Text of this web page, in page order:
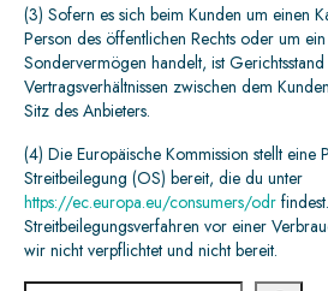
(3) Sofern es sich beim Kunden um einen
Person des öffentlichen Rechts oder um
Sondervermögen handelt, ist
Vertragsverhältnissen zwischen dem
Sitz des Anbieters.
(4) Die Europäische Kommission stellt eine
Streitbeilegung (OS) bereit, die du unter
https://ec.europa.eu/consumers/odr
Streitbeilegungsverfahren vor einer
wir nicht verpflichtet und nicht bereit.